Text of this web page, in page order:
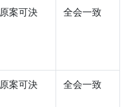
原案可決 全会一致
原案可決 全会一致